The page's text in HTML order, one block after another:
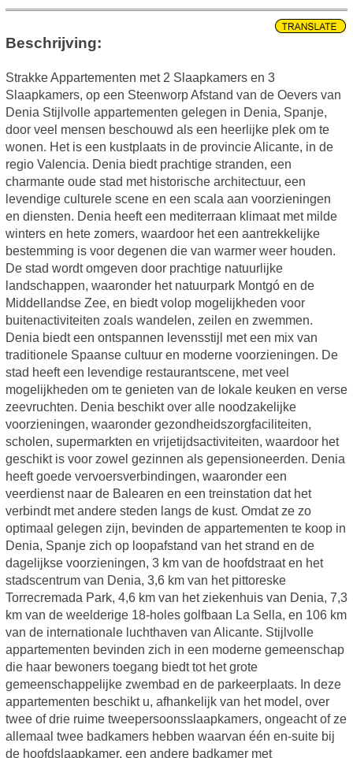
Beschrijving:
Strakke Appartementen met 2 Slaapkamers en 3
Slaapkamers, op een Steenworp Afstand van de Oevers van
Denia Stijlvolle appartementen gelegen in Denia, Spanje,
door veel mensen beschouwd als een heerlijke plek om te
wonen. Het is een kustplaats in de provincie Alicante, in de
regio Valencia. Denia biedt prachtige stranden, een
charmante oude stad met historische architectuur, een
levendige culturele scene en een scala aan voorzieningen
en diensten. Denia heeft een mediterraan klimaat met milde
winters en hete zomers, waardoor het een aantrekkelijke
bestemming is voor degenen die van warmer weer houden.
De stad wordt omgeven door prachtige natuurlijke
landschappen, waaronder het natuurpark Montgó en de
Middellandse Zee, en biedt volop mogelijkheden voor
buitenactiviteiten zoals wandelen, zeilen en zwemmen.
Denia biedt een ontspannen levensstijl met een mix van
traditionele Spaanse cultuur en moderne voorzieningen. De
stad heeft een levendige restaurantscene, met veel
mogelijkheden om te genieten van de lokale keuken en verse
zeevruchten. Denia beschikt over alle noodzakelijke
voorzieningen, waaronder gezondheidszorgfaciliteiten,
scholen, supermarkten en vrijetijdsactiviteiten, waardoor het
geschikt is voor zowel gezinnen als gepensioneerden. Denia
heeft goede vervoersverbindingen, waaronder een
veerdienst naar de Balearen en een treinstation dat het
verbindt met andere steden langs de kust. Omdat ze zo
optimaal gelegen zijn, bevinden de appartementen te koop in
Denia, Spanje zich op loopafstand van het strand en de
dagelijkse voorzieningen, 3 km van de hoofdstraat en het
stadscentrum van Denia, 3,6 km van het pittoreske
Torrecremada Park, 4,6 km van het ziekenhuis van Denia, 7,3
km van de weelderige 18-holes golfbaan La Sella, en 106 km
van de internationale luchthaven van Alicante. Stijlvolle
appartementen bevinden zich in een moderne gemeenschap
die haar bewoners toegang biedt tot het grote
gemeenschappelijke zwembad en de parkeerplaats. In deze
appartementen beschikt u, afhankelijk van het model, over
twee of drie ruime tweepersoonsslaapkamers, ongeacht of ze
allemaal twee badkamers hebben waarvan één en-suite bij
de hoofdslaapkamer, een andere badkamer met